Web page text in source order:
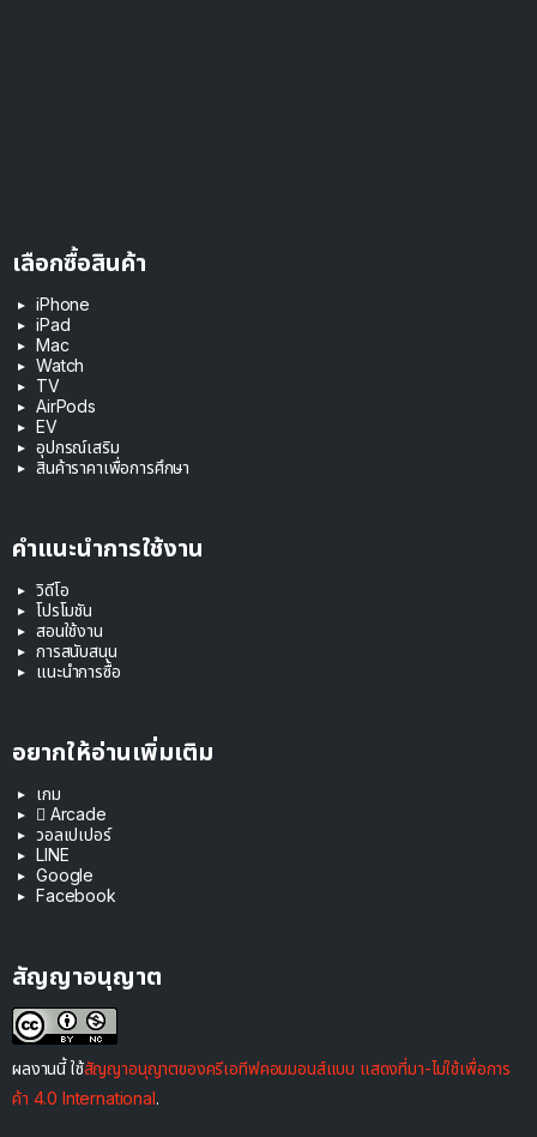
เลือกซื้อสินค้า
iPhone
iPad
Mac
Watch
TV
AirPods
EV
อุปกรณ์เสริม
สินค้าราคาเพื่อการศึกษา
คำแนะนำการใช้งาน
วิดีโอ
โปรโมชัน
สอนใช้งาน
การสนับสนุน
แนะนำการซื้อ
อยากให้อ่านเพิ่มเติม
เกม
 Arcade
วอลเปเปอร์
LINE
Google
Facebook
สัญญาอนุญาต
ผลงานนี้ ใช้สัญญาอนุญาตของครีเอทีฟคอมมอนส์แบบ แสดงที่มา-ไม่ใช้เพื่อการ
ค้า 4.0 International.